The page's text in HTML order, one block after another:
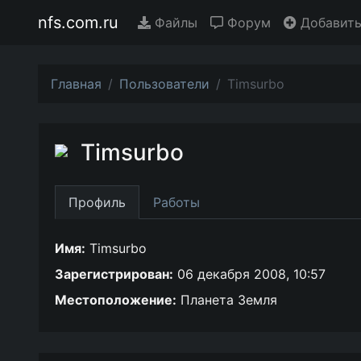
nfs.com.ru Файлы Форум
Главная Пользователи Timsurbo
Timsurbo
Профиль Работы
Имя: Timsurbo
Зарегистрирован: 06 декабря 2008, 10:57
Местоположение: Планета Земля